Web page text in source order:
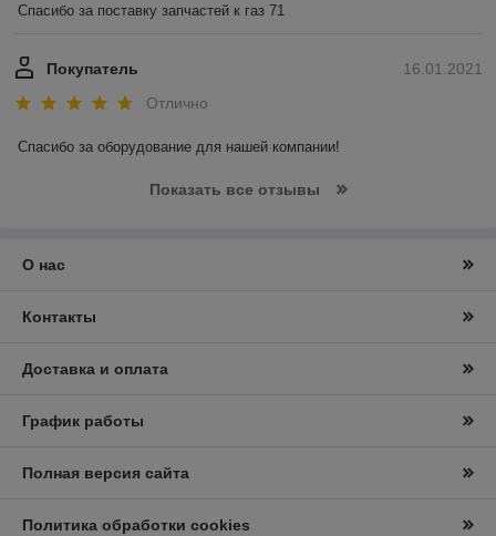
Спасибо за поставку запчастей к газ 71
16.01.2021
Покупатель
Отлично
Спасибо за оборудование для нашей компании!
Показать все отзывы
О нас
Контакты
Доставка и оплата
График работы
Полная версия сайта
Политика обработки cookies